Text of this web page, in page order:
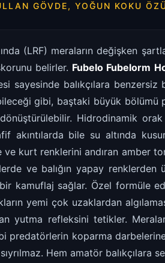
GÖVDE, YOĞUN KOKU
(LRF) meraların değişken
belirler. Fubelo Fubelorm
sayesinde balıkçılara
gibi, baştaki büyük bölümü
dönüştürülebilir. Hidrodinamik
akıntılarda bile su altında
kurt renklerini andıran amber
ve balığın yapay
kamuflaj sağlar. Özel formüle
yemi çok uzaklardan
yutma refleksini tetikler.
predatörlerin koparma
Hem amatör